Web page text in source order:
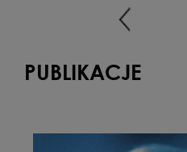
PUBLIKACJE